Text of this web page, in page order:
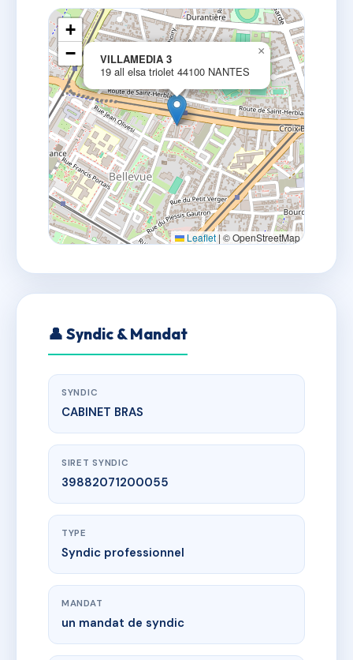
VILLAMEDIA 3
19 all elsa triolet 44100 NANTES
×
+
−
Leaflet | © OpenStreetMap
👤 Syndic & Mandat
SYNDIC
CABINET BRAS
SIRET SYNDIC
39882071200055
TYPE
Syndic professionnel
MANDAT
un mandat de syndic